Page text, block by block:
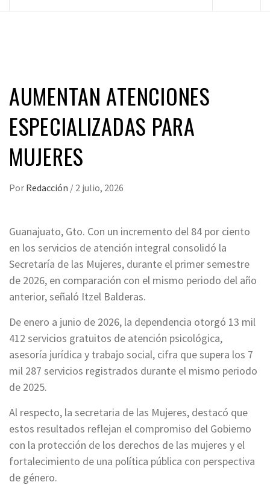
AUMENTAN ATENCIONES
ESPECIALIZADAS PARA
MUJERES
Por Redacción / 2 julio, 2026
Guanajuato, Gto. Con un incremento del 84 por ciento
en los servicios de atención integral consolidó la
Secretaría de las Mujeres, durante el primer semestre
de 2026, en comparación con el mismo periodo del año
anterior, señaló Itzel Balderas.
De enero a junio de 2026, la dependencia otorgó 13 mil
412 servicios gratuitos de atención psicológica,
asesoría jurídica y trabajo social, cifra que supera los 7
mil 287 servicios registrados durante el mismo periodo
de 2025.
Al respecto, la secretaria de las Mujeres, destacó que
estos resultados reflejan el compromiso del Gobierno
con la protección de los derechos de las mujeres y el
fortalecimiento de una política pública con perspectiva
de género.